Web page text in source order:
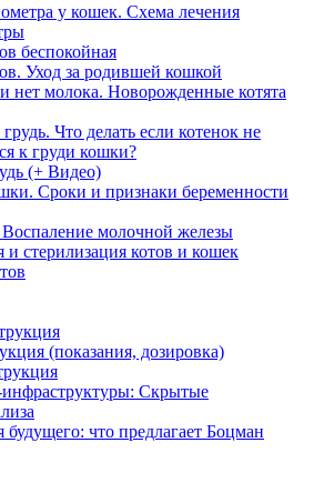
у кошек. Схема лечения
беспокойная
Уход за родившей кошкой
нет молока. Новорожденные котята
Что делать если котенок не
к груди кошки?
(+ Видео)
Сроки и признаки беременности
молочной железы
и стерилизация котов и кошек
(показания, дозировка)
Скрытые
будущего: что предлагает Боцман